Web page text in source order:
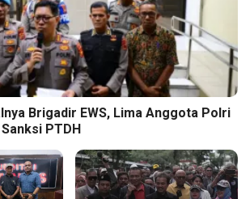
Brigadir EWS, Lima Anggota Polri
PTDH